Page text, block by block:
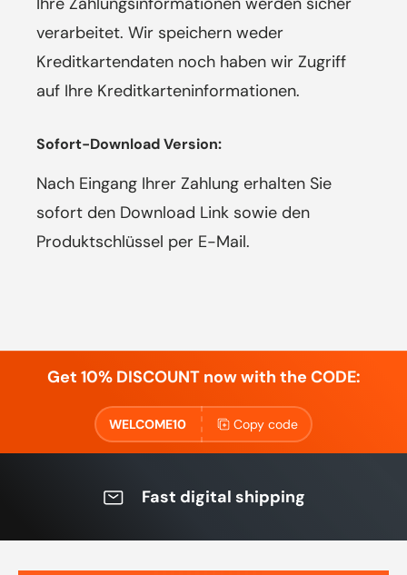
verarbeitet. Wir speichern weder
Kreditkartendaten noch haben wir Zugriff
auf Ihre Kreditkarteninformationen.
Sofort-Download Version:
Nach Eingang Ihrer Zahlung erhalten Sie
sofort den Download Link sowie den
Produktschlüssel per E-Mail.
Get 10% DISCOUNT now with the CODE:
WELCOME10 Copy code
Fast digital shipping